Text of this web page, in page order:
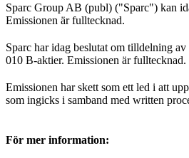
Sparc Group AB (publ) ("Sparc") kan
Emissionen är fulltecknad.
Sparc har idag beslutat om tilldelning
010 B-aktier. Emissionen är fulltecknad.
Emissionen har skett som ett led i att
som ingicks i samband med written
För mer information: